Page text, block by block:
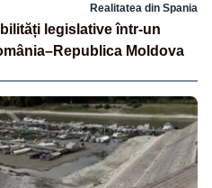
Realitatea din Spania
legislative într-un
Moldova